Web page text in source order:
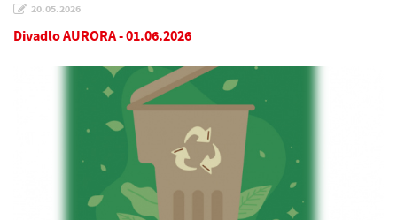
20.05.2026
Divadlo AURORA - 01.06.2026